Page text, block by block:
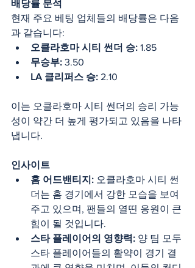
배당률 분석
현재 주요 베팅 업체들의 배당률은 다음
과 같습니다:
오클라호마 시티 썬더 승: 1.85
무승부: 3.50
LA 클리퍼스 승: 2.10
이는 오클라호마 시티 썬더의 승리 가능
성이 약간 더 높게 평가되고 있음을 나타
냅니다.
인사이트
홈 어드밴티지: 오클라호마 시티 썬
더는 홈 경기에서 강한 모습을 보여
주고 있으며, 팬들의 열띤 응원이 큰
힘이 될 것입니다.
스타 플레이어의 영향력: 양 팀 모두
스타 플레이어들의 활약이 경기 결